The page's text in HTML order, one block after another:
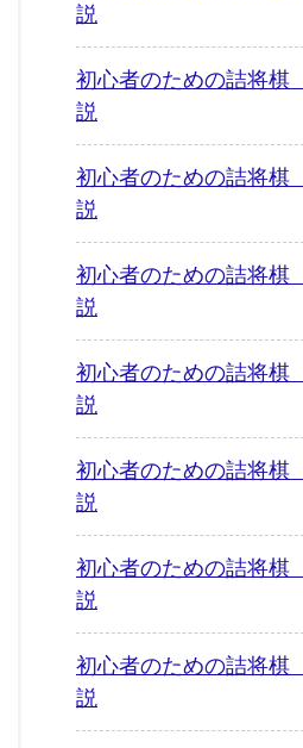
説
初心者のための詰将
説
初心者のための詰将
説
初心者のための詰将
説
初心者のための詰将
説
初心者のための詰将
説
初心者のための詰将
説
初心者のための詰将
説